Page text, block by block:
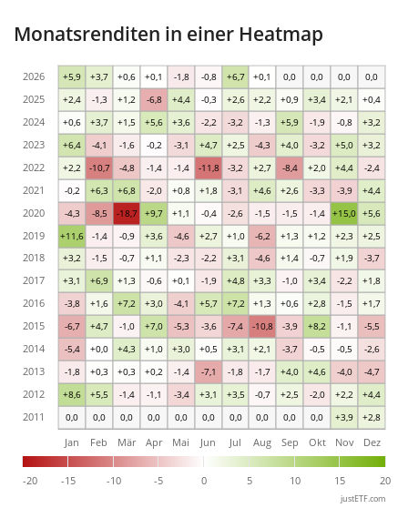
Monatsrenditen in einer Heatmap
0,0 0,0 0,0 0,0 0,0 0,0 0,0 0,0 0,0 0,0 +3,9 +2,8
+8,6 +5,5 -1,4 -1,1 -3,4 +3,1 +3,5 -0,7 +2,5 -2,0 +2,2 +4,4
-1,8 +0,3 +0,3 +0,2 -1,4 -7,1 -1,8 -1,7 +4,0 +4,6 -4,0 -4,7
-5,4 +0,0 +4,3 +1,0 +3,0 +0,5 +3,1 +2,1 -3,7 -0,5 -0,5 -2,6
-6,7 +4,7 -1,0 +7,0 -5,3 -3,6 -7,4 -10,8 -3,9 +8,2 -1,1 -5,5
-3,8 +1,6 +7,2 +3,0 -4,1 +5,7 +7,2 +1,3 +0,6 +2,8 -1,5 +1,7
+3,1 +6,9 +1,3 -0,6 +0,1 -1,9 +4,8 +3,3 -1,0 +3,4 -2,2 +1,8
+3,2 -1,5 -0,7 +1,1 -2,3 -2,2 +3,1 -4,6 +1,4 -0,7 +1,9 -3,7
+11,6 -1,4 -0,9 +3,6 -4,6 +2,7 +1,0 -6,2 +1,3 +1,2 +2,3 +2,5
-4,3 -8,5 -18,7 +9,7 +1,1 -0,4 -2,6 -1,5 -1,5 -1,4 +15,0 +5,6
-0,2 +6,3 +6,8 -2,0 +0,8 +1,8 -3,1 +4,6 +2,6 -3,3 -3,9 +4,4
+2,2 -10,7 -4,8 -1,4 -1,4 -11,8 -3,2 +2,7 -8,4 +2,0 +4,4 -2,4
+6,4 -4,1 -1,6 -0,2 -3,1 +4,7 +2,5 -4,3 +4,0 -3,2 +5,0 +3,2
+0,6 +3,7 +1,5 +5,6 +3,6 -2,2 -3,2 -1,3 +5,9 -1,9 -0,8 +3,2
+2,4 -1,3 +1,2 -6,8 +4,4 -0,3 +2,6 +2,2 +0,9 +3,4 +2,1 +0,4
+5,9 +3,7 +0,6 +0,1 -1,8 -0,8 +6,7 +0,1 0,0 0,0 0,0 0,0
-20 -15 -10 -5 0 5 10 15 20
Jan Feb Mär Apr Mai Jun Jul Aug Sep Okt Nov Dez
2011
2012
2013
2014
2015
2016
2017
2018
2019
2020
2021
2022
2023
2024
2025
2026
justETF.com